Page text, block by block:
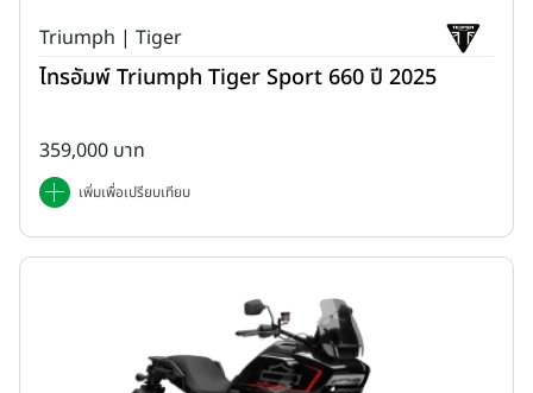
Triumph | Tiger
ไทรอัมพ์ Triumph Tiger Sport 660 ปี 2025
359,000 บาท
เพิ่มเพื่อเปรียบเทียบ